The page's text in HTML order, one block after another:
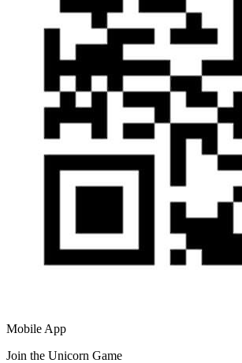
Mobile App
Join the Unicorn Game